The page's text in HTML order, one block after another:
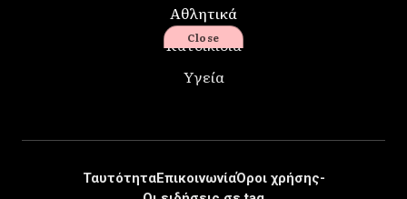
Αθλητικά
Κατοικίδια
Υγεία
ΤαυτότηταΕπικοινωνίαΌροι χρήσης-
Close